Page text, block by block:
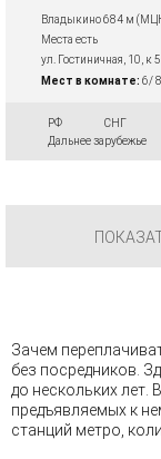
Владыкино 684 м
Места есть
ул. Гостиничная, 10, к 5
Мест в комнате: 6/
РФ
СНГ
Дальнее зарубежье
Зачем
без посредников.
до нескольких
предъявляемых к
станций метро,